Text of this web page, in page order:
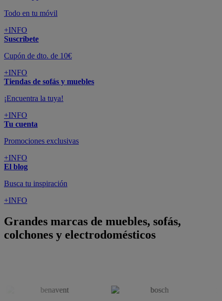
Todo en tu móvil
+INFO
Suscríbete
Cupón de dto. de 10€
+INFO
Tiendas de sofás y muebles
¡Encuentra la tuya!
+INFO
Tu cuenta
Promociones exclusivas
+INFO
El blog
Busca tu inspiración
+INFO
Grandes marcas de muebles, sofás,
colchones y electrodomésticos